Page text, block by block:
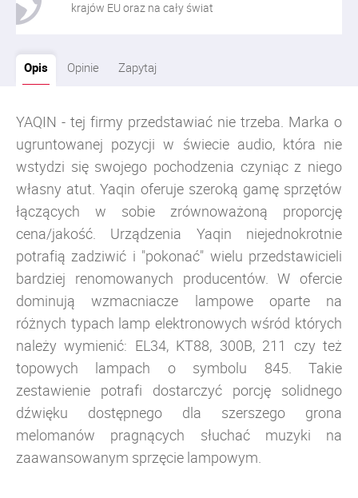
krajów EU oraz na cały świat
Opis Opinie Zapytaj
YAQIN - tej firmy przedstawiać nie trzeba. Marka o
ugruntowanej pozycji w świecie audio, która nie
wstydzi się swojego pochodzenia czyniąc z niego
własny atut. Yaqin oferuje szeroką gamę sprzętów
łączących w sobie zrównoważoną proporcję
cena/jakość. Urządzenia Yaqin niejednokrotnie
potrafią zadziwić i "pokonać" wielu przedstawicieli
bardziej renomowanych producentów. W ofercie
dominują wzmacniacze lampowe oparte na
różnych typach lamp elektronowych wśród których
należy wymienić: EL34, KT88, 300B, 211 czy też
topowych lampach o symbolu 845. Takie
zestawienie potrafi dostarczyć porcję solidnego
dźwięku dostępnego dla szerszego grona
melomanów pragnących słuchać muzyki na
zaawansowanym sprzęcie lampowym.